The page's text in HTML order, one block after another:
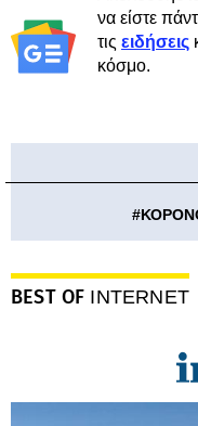
να είστε
τις ειδήσεις
κόσμο.
#
BEST OF INTERNET